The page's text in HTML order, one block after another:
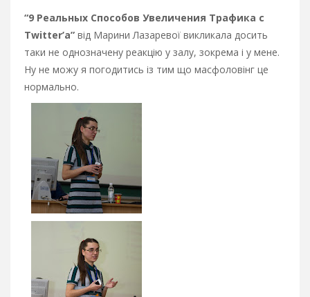
“9 Реальных Способов Увеличения Трафика с
Twitter’а” від Марини Лазаревої викликала досить
таки не однозначену реакцію у залу, зокрема і у мене.
Ну не можу я погодитись із тим що масфоловінг це
нормально.